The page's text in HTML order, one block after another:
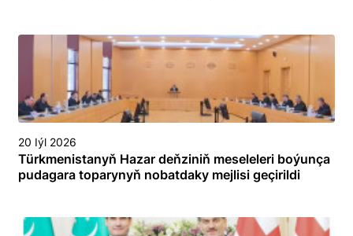
20 Iýl 2026
Türkmenistanyň Hazar deňziniň meseleleri boýunça
pudagara toparynyň nobatdaky mejlisi geçirildi